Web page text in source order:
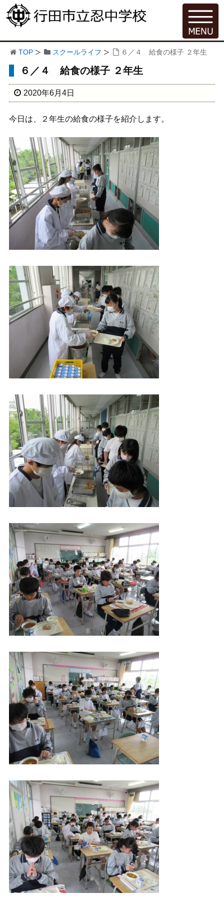
TOP スクールライフ ６／４ 給食の様子 ２年生
６／４ 給食の様子 ２年生
2020年6月4日
今日は、２年生の給食の様子を紹介します。